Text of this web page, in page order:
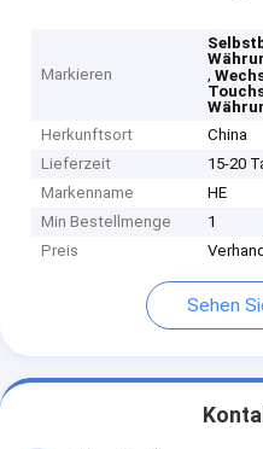
Markieren
,
Herkunftsort
China
Lieferzeit
15-20
Markenname
HE
Min Bestellmenge
1
Preis
Sehen